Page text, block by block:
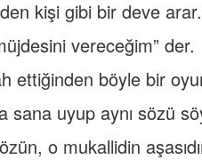
kişi gibi bir deve arar.
vereceğim” der.
ettiğinden böyle bir
sana uyup aynı sözü
o mukallidin